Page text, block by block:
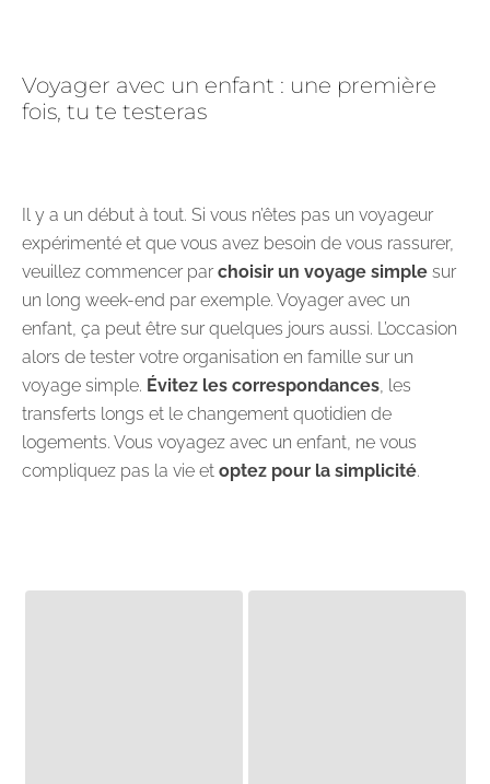
Voyager avec un enfant : une première
fois, tu te testeras
Il y a un début à tout. Si vous n’êtes pas un voyageur
expérimenté et que vous avez besoin de vous rassurer,
veuillez commencer parchoisir un voyage simple sur
un long week-end par exemple. Voyager avec un
enfant, ça peut être sur quelques jours aussi. L’occasion
alors de tester votre organisation en famille sur un
voyage simple. Évitez les correspondances, les
transferts longs et le changement quotidien de
logements. Vous voyagez avec un enfant, ne vous
compliquez pas la vie et optez pour la simplicité.